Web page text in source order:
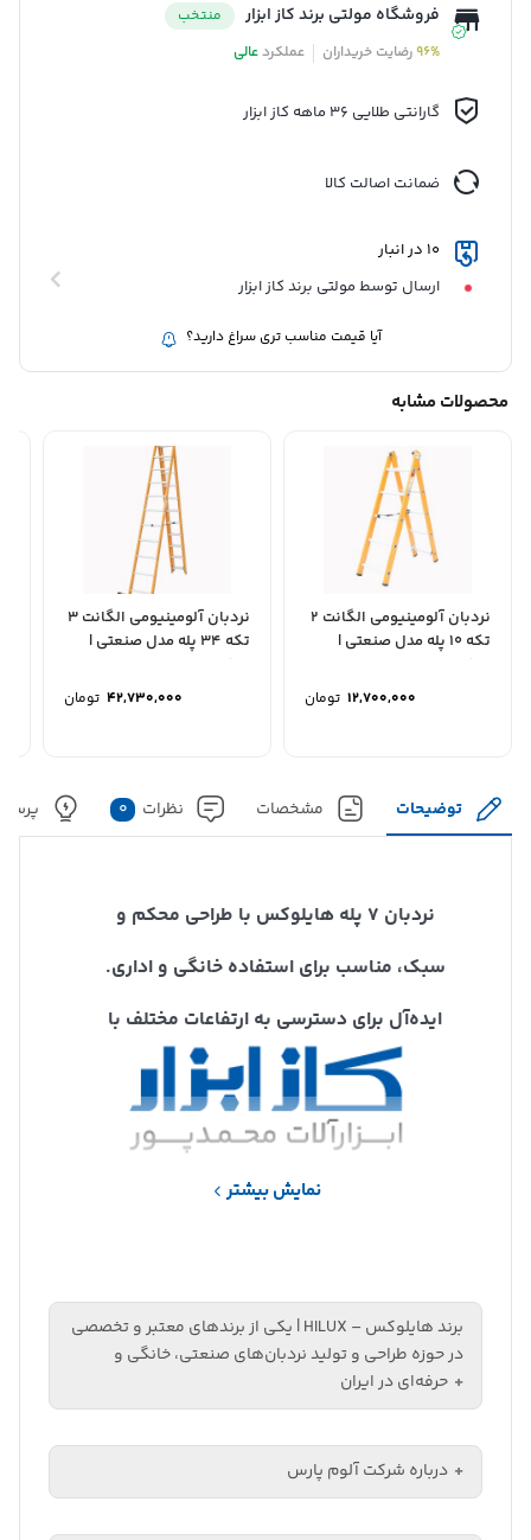
فروشگاه مولتی برند کاز ابزار
منتخب
96%رضایت خریداران عملکردعالی
گارانتی طلایی 36 ماهه کاز ابزار
ضمانت اصالت کالا
10 در انبار
ارسال توسط مولتی برند کاز ابزار
آیا قیمت مناسب تری سراغ دارید؟
محصولات مشابه
نردبان آلومینیومی الگانت ۲
تکه 10 پله مدل صنعتی |
ارتفاع 3...
12,700,000 تومان
نردبان آلومینیومی الگانت 3
تکه 34 پله مدل صنعتی |
ارتفاع 9...
42,730,000 تومان
توضیحات مشخصات نظرات 0
نردبان 7 پله هایلوکس با طراحی محکم و
سبک، مناسب برای استفاده خانگی و اداری.
ایده‌آل برای دسترسی به ارتفاعات مختلف با
اطمینان کامل.
نمایش بیشتر
برند هایلوکس – HILUX | یکی از برندهای معتبر و تخصصی
در حوزه طراحی و تولید نردبان‌های صنعتی، خانگی و
حرفه‌ای در ایران
محصولات این برند با تمرکز بر ایمنی، کیفیت
درباره شرکت آلوم پارس